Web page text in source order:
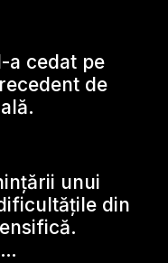
a cedat pe
de
unui
din